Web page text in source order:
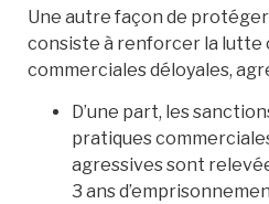
Une autre façon de
consiste à renforcer la lutte
commerciales déloyales,
D’une part, les
pratiques
agressives sont
3 ans